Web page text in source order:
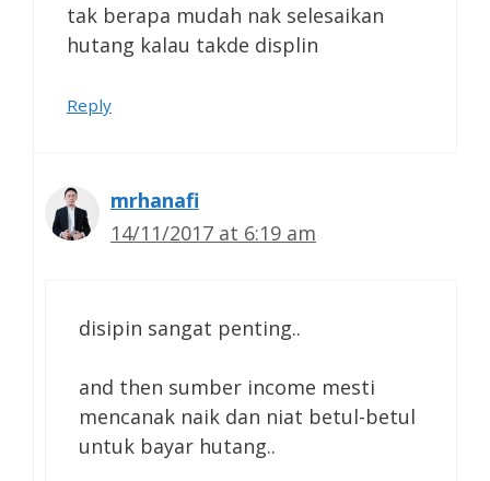
tak berapa mudah nak selesaikan
hutang kalau takde displin
Reply
mrhanafi
14/11/2017 at 6:19 am
disipin sangat penting..
and then sumber income mesti
mencanak naik dan niat betul-betul
untuk bayar hutang..